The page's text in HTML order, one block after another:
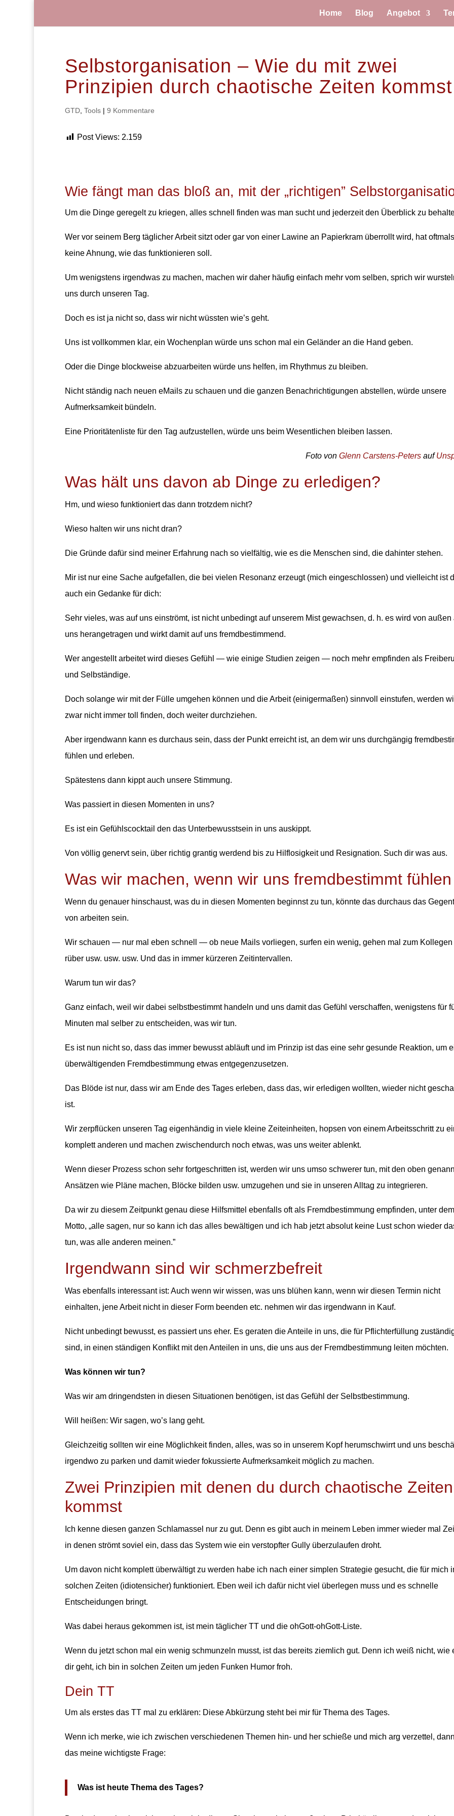
Home Blog Angebot
Selbstorganisation – Wie du mit zwei
Prinzipien durch chaotische Zeiten kommst
GTD, Tools| 9 Kommentare
Post Views: 2.159
Wie fängt man das bloß an, mit der „richtigen”
Um die Dinge geregelt zu kriegen, alles schnell finden was man sucht und jederzeit den Überblick zu
Wer vor seinem Berg täglicher Arbeit sitzt oder gar von einer Lawine an Papierkram überrollt wird, hat oftmals
keine Ahnung, wie das funktionieren soll.
Um wenigstens irgendwas zu machen, machen wir daher häufig einfach mehr vom selben, sprich wir
uns durch unseren Tag.
Doch es ist ja nicht so, dass wir nicht wüssten wie’s geht.
Uns ist vollkommen klar, ein Wochenplan würde uns schon mal ein Geländer an die Hand geben.
Oder die Dinge blockweise abzuarbeiten würde uns helfen, im Rhythmus zu bleiben.
Nicht ständig nach neuen eMails zu schauen und die ganzen Benachrichtigungen abstellen, würde unsere
Aufmerksamkeit bündeln.
Eine Prioritätenliste für den Tag aufzustellen, würde uns beim Wesentlichen bleiben lassen.
Foto vonGlenn Carstens-Peters auf
Was hält uns davon ab Dinge zu erledigen?
Hm, und wieso funktioniert das dann trotzdem nicht?
Wieso halten wir uns nicht dran?
Die Gründe dafür sind meiner Erfahrung nach so vielfältig, wie es die Menschen sind, die dahinter stehen.
Mir ist nur eine Sache aufgefallen, die bei vielen Resonanz erzeugt (mich eingeschlossen) und vielleicht ist
auch ein Gedanke für dich:
Sehr vieles, was auf uns einströmt, ist nicht unbedingt auf unserem Mist gewachsen, d. h. es wird von außen
uns herangetragen und wirkt damit auf uns fremdbestimmend.
Wer angestellt arbeitet wird dieses Gefühl — wie einige Studien zeigen — noch mehr empfinden als
und Selbständige.
Doch solange wir mit der Fülle umgehen können und die Arbeit (einigermaßen) sinnvoll einstufen, werden
zwar nicht immer toll finden, doch weiter durchziehen.
Aber irgendwann kann es durchaus sein, dass der Punkt erreicht ist, an dem wir uns durchgängig
fühlen und erleben.
Spätestens dann kippt auch unsere Stimmung.
Was passiert in diesen Momenten in uns?
Es ist ein Gefühlscocktail den das Unterbewusstsein in uns auskippt.
Von völlig genervt sein, über richtig grantig werdend bis zu Hilflosigkeit und Resignation. Such dir was aus.
Was wir machen, wenn wir uns fremdbestimmt fühlen
Wenn du genauer hinschaust, was du in diesen Momenten beginnst zu tun, könnte das durchaus das
von arbeiten sein.
Wir schauen — nur mal eben schnell — ob neue Mails vorliegen, surfen ein wenig, gehen mal zum Kollegen
rüber usw. usw. usw. Und das in immer kürzeren Zeitintervallen.
Warum tun wir das?
Ganz einfach, weil wir dabei selbstbestimmt handeln und uns damit das Gefühl verschaffen, wenigstens für
Minuten mal selber zu entscheiden, was wir tun.
Es ist nun nicht so, dass das immer bewusst abläuft und im Prinzip ist das eine sehr gesunde Reaktion, um
überwältigenden Fremdbestimmung etwas entgegenzusetzen.
Das Blöde ist nur, dass wir am Ende des Tages erleben, dass das, wir erledigen wollten, wieder nicht
ist.
Wir zerpflücken unseren Tag eigenhändig in viele kleine Zeiteinheiten, hopsen von einem Arbeitsschritt zu
komplett anderen und machen zwischendurch noch etwas, was uns weiter ablenkt.
Wenn dieser Prozess schon sehr fortgeschritten ist, werden wir uns umso schwerer tun, mit den oben
Ansätzen wie Pläne machen, Blöcke bilden usw. umzugehen und sie in unseren Alltag zu integrieren.
Da wir zu diesem Zeitpunkt genau diese Hilfsmittel ebenfalls oft als Fremdbestimmung empfinden, unter dem
Motto, „alle sagen, nur so kann ich das alles bewältigen und ich hab jetzt absolut keine Lust schon wieder
tun, was alle anderen meinen.”
Irgendwann sind wir schmerzbefreit
Was ebenfalls interessant ist: Auch wenn wir wissen, was uns blühen kann, wenn wir diesen Termin nicht
einhalten, jene Arbeit nicht in dieser Form beenden etc. nehmen wir das irgendwann in Kauf.
Nicht unbedingt bewusst, es passiert uns eher. Es geraten die Anteile in uns, die für Pflichterfüllung
sind, in einen ständigen Konflikt mit den Anteilen in uns, die uns aus der Fremdbestimmung leiten möchten.
Was können wir tun?
Was wir am dringendsten in diesen Situationen benötigen, ist das Gefühl der Selbstbestimmung.
Will heißen: Wir sagen, wo’s lang geht.
Gleichzeitig sollten wir eine Möglichkeit finden, alles, was so in unserem Kopf herumschwirrt und uns
irgendwo zu parken und damit wieder fokussierte Aufmerksamkeit möglich zu machen.
Zwei Prinzipien mit denen du durch chaotische Zeiten
kommst
Ich kenne diesen ganzen Schlamassel nur zu gut. Denn es gibt auch in meinem Leben immer wieder mal
in denen strömt soviel ein, dass das System wie ein verstopfter Gully überzulaufen droht.
Um davon nicht komplett überwältigt zu werden habe ich nach einer simplen Strategie gesucht, die für mich
solchen Zeiten (idiotensicher) funktioniert. Eben weil ich dafür nicht viel überlegen muss und es schnelle
Entscheidungen bringt.
Was dabei heraus gekommen ist, ist mein täglicher TT und die ohGott-ohGott-Liste.
Wenn du jetzt schon mal ein wenig schmunzeln musst, ist das bereits ziemlich gut. Denn ich weiß nicht, wie
dir geht, ich bin in solchen Zeiten um jeden Funken Humor froh.
Dein TT
Um als erstes das TT mal zu erklären: Diese Abkürzung steht bei mir für Thema des Tages.
Wenn ich merke, wie ich zwischen verschiedenen Themen hin- und her schieße und mich arg verzettel,
das meine wichtigste Frage:
Was ist heute Thema des Tages?